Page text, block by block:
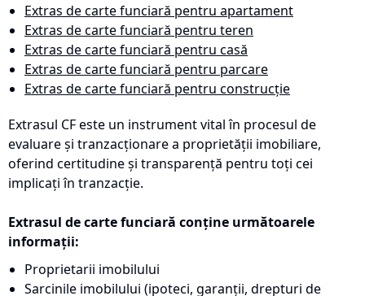
Extras de carte funciară pentru apartament
Extras de carte funciară pentru teren
Extras de carte funciară pentru casă
Extras de carte funciară pentru parcare
Extras de carte funciară pentru construcție
Extrasul CF este un instrument vital în procesul de
evaluare și tranzacționare a proprietății imobiliare,
oferind certitudine și transparență pentru toți cei
implicați în tranzacție.
Extrasul de carte funciară conține următoarele
informații:
Proprietarii imobilului
Sarcinile imobilului (ipoteci, garanții, drepturi de